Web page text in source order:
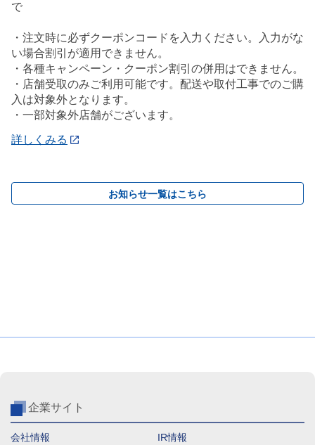
で
・注文時に必ずクーポンコードを入力ください。入力がな
い場合割引が適用できません。
・各種キャンペーン・クーポン割引の併用はできません。
・店舗受取のみご利用可能です。配送や取付工事でのご購
入は対象外となります。
・一部対象外店舗がございます。
詳しくみる
お知らせ一覧はこちら
企業サイト
会社情報 IR情報